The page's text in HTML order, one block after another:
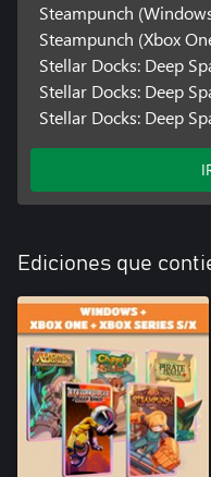
Steampunch
Steampunch (Xbox
Stellar Docks: Deep
Stellar Docks: Deep
Stellar Docks: Deep
Ediciones que